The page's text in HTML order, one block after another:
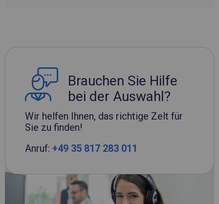
Brauchen Sie Hilfe
bei der Auswahl?
Wir helfen Ihnen, das richtige Zelt für
Sie zu finden!
Anruf: +49 35 817 283 011